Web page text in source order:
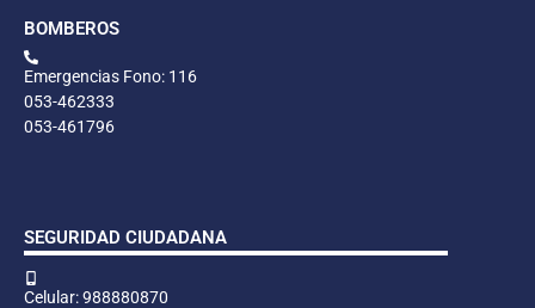
BOMBEROS
Emergencias Fono: 116
053-462333
053-461796
SEGURIDAD CIUDADANA
Celular: 988880870